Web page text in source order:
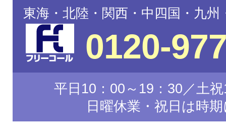
東海・北陸・関西・中四国・九
0120-
平日10：00～19：30／土
日曜休業・祝日は時